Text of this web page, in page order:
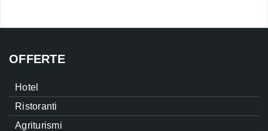
OFFERTE
Hotel
Ristoranti
Agriturismi